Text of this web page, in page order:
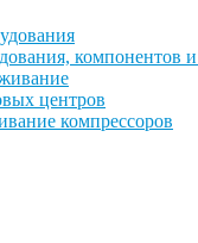
компонентов
центров
компрессоров